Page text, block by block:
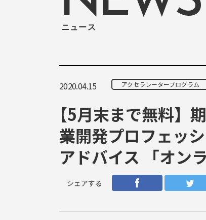
ニュース
2020.04.15 アクセラレータープログラム
【5月末まで無料】
業開発プロフェッ
アドバイス 「オン
シェアする